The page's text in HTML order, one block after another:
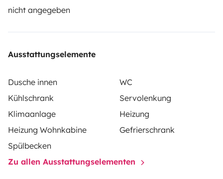
retour :
Mardi: de 08:00 à 16:00
Jeudi: de 08:00 à 16:00
Dimanche: fermé
nicht angegeben
Ausstattungselemente
Dusche innen
WC
Kühlschrank
Servolenkung
Klimaanlage
Heizung
Heizung Wohnkabine
Gefrierschrank
Spülbecken
Zu allen Ausstattungselementen